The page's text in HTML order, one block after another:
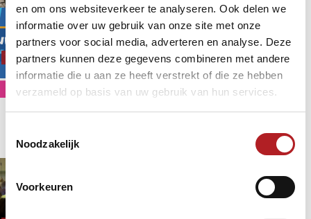
en om ons websiteverkeer te analyseren. Ook delen we
informatie over uw gebruik van onze site met onze
partners voor social media, adverteren en analyse. Deze
partners kunnen deze gegevens combineren met andere
informatie die u aan ze heeft verstrekt of die ze hebben
verzameld op basis van uw gebruik van hun services.
Noodzakelijk
Voorkeuren
Biljartzalen/clubs/lokaliteiten
Financieel
KNBB
Clubloterij, waar jouw biljart-,
pool- of snookerclub altijd wint
2 jaar 4 maandengeleden
Lees verder
Dames aan het biljart in historische